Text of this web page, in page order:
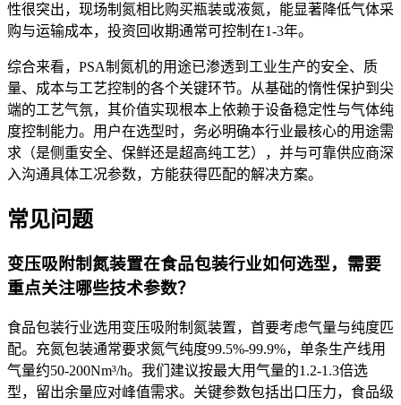
性很突出，现场制氮相比购买瓶装或液氮，能显著降低气体采
购与运输成本，投资回收期通常可控制在1-3年。
综合来看，PSA制氮机的用途已渗透到工业生产的安全、质
量、成本与工艺控制的各个关键环节。从基础的惰性保护到尖
端的工艺气氛，其价值实现根本上依赖于设备稳定性与气体纯
度控制能力。用户在选型时，务必明确本行业最核心的用途需
求（是侧重安全、保鲜还是超高纯工艺），并与可靠供应商深
入沟通具体工况参数，方能获得匹配的解决方案。
常见问题
变压吸附制氮装置在食品包装行业如何选型，需要
重点关注哪些技术参数？
食品包装行业选用变压吸附制氮装置，首要考虑气量与纯度匹
配。充氮包装通常要求氮气纯度99.5%-99.9%，单条生产线用
气量约50-200Nm³/h。我们建议按最大用气量的1.2-1.3倍选
型，留出余量应对峰值需求。关键参数包括出口压力，食品级